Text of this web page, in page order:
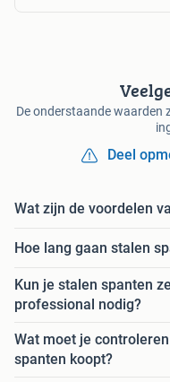
De onderstaande waarden
Deel
Wat zijn de voordelen
Hoe lang gaan stalen
Kun je stalen spanten
professional nodig?
Wat moet je
spanten koopt?